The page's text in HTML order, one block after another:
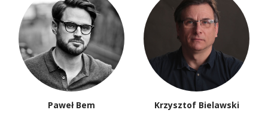
Paweł Bem Krzysztof Bielawski